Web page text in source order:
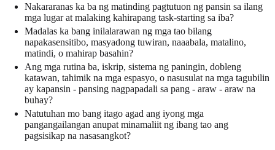
Nakararanas ka ba ng matinding pagtutuon ng pansin sa ilang
mga lugar at malaking kahirapang task-starting sa iba?
Madalas ka bang inilalarawan ng mga tao bilang
napakasensitibo, masyadong tuwiran, naaabala, matalino,
matindi, o mahirap basahin?
Ang mga rutina ba, iskrip, sistema ng paningin, dobleng
katawan, tahimik na mga espasyo, o nasusulat na mga tagubilin
ay kapansin - pansing nagpapadali sa pang - araw - araw na
buhay?
Natutuhan mo bang itago agad ang iyong mga
pangangailangan anupat minamaliit ng ibang tao ang
pagsisikap na nasasangkot?